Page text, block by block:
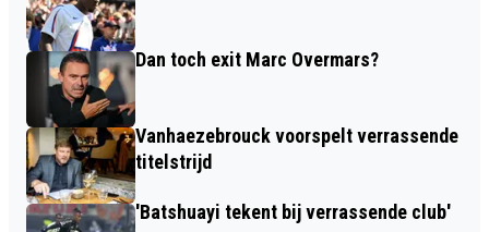
Dan toch exit Marc Overmars?
Vanhaezebrouck voorspelt verrassende
titelstrijd
'Batshuayi tekent bij verrassende club'